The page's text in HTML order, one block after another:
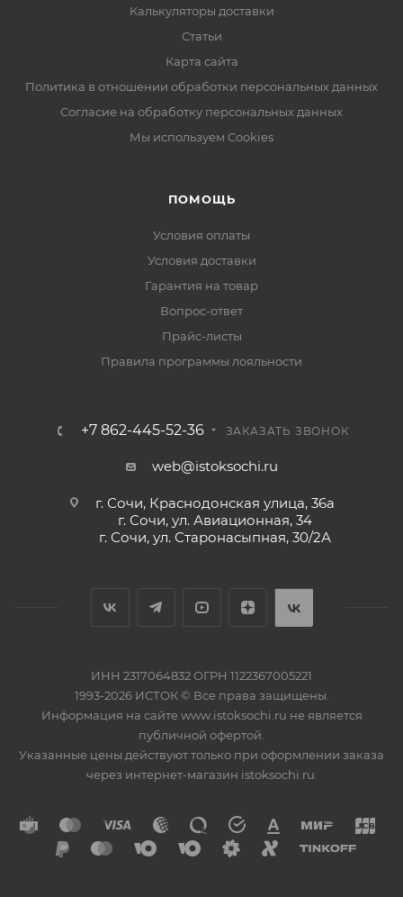
Калькуляторы доставки
Статьи
Карта сайта
Политика в отношении обработки персональных данных
Согласие на обработку персональных данных
Мы используем Cookies
ПОМОЩЬ
Условия оплаты
Условия доставки
Гарантия на товар
Вопрос-ответ
Прайс-листы
Правила программы лояльности
+7 862-445-52-36 ЗАКАЗАТЬ ЗВОНОК
web@istoksochi.ru
г. Сочи, Краснодонская улица, 36а
г. Сочи, ул. Авиационная, 34
г. Сочи, ул. Старонасыпная, 30/2А
ИНН 2317064832 ОГРН 1122367005221
1993-2026 ИСТОК © Все права защищены.
Информация на сайте www.istoksochi.ru не является
публичной офертой.
Указанные цены действуют только при оформлении заказа
через интернет-магазин istoksochi.ru.